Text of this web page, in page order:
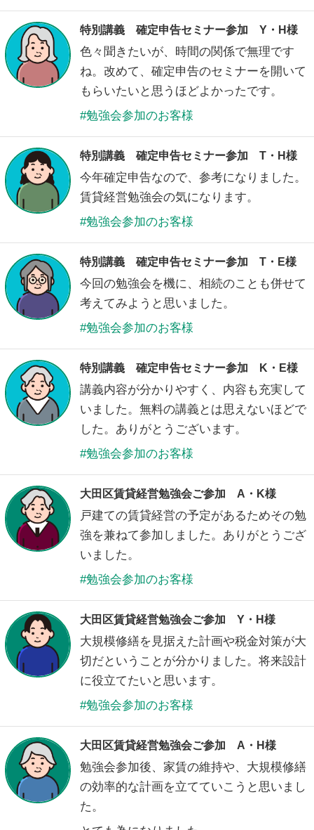
特別講義 確定申告セミナー参加 Y・H様
色々聞きたいが、時間の関係で無理です
ね。改めて、確定申告のセミナーを開いて
もらいたいと思うほどよかったです。
勉強会参加のお客様
特別講義 確定申告セミナー参加 T・H様
今年確定申告なので、参考になりました。
賃貸経営勉強会の気になります。
勉強会参加のお客様
特別講義 確定申告セミナー参加 T・E様
今回の勉強会を機に、相続のことも併せて
考えてみようと思いました。
勉強会参加のお客様
特別講義 確定申告セミナー参加 K・E様
講義内容が分かりやすく、内容も充実して
いました。無料の講義とは思えないほどで
した。ありがとうございます。
勉強会参加のお客様
大田区賃貸経営勉強会ご参加 A・K様
戸建ての賃貸経営の予定があるためその勉
強を兼ねて参加しました。ありがとうござ
いました。
勉強会参加のお客様
大田区賃貸経営勉強会ご参加 Y・H様
大規模修繕を見据えた計画や税金対策が大
切だということが分かりました。将来設計
に役立てたいと思います。
勉強会参加のお客様
大田区賃貸経営勉強会ご参加 A・H様
勉強会参加後、家賃の維持や、大規模修繕
の効率的な計画を立てていこうと思いまし
た。